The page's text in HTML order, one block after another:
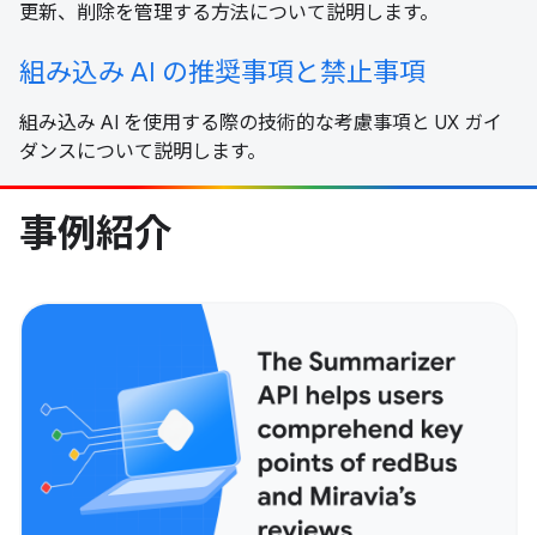
更新、削除を管理する方法について説明します。
組み込み AI の推奨事項と禁止事項
組み込み AI を使用する際の技術的な考慮事項と UX ガイ
ダンスについて説明します。
事例紹介